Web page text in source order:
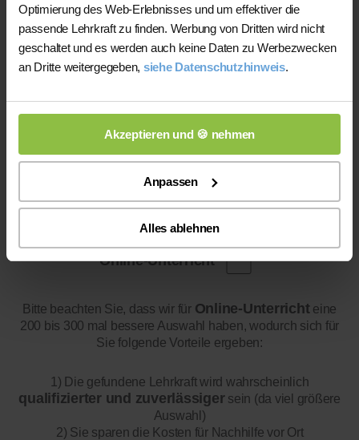
Optimierung des Web-Erlebnisses und um effektiver die
passende Lehrkraft zu finden. Werbung von Dritten wird nicht
geschaltet und es werden auch keine Daten zu Werbezwecken
an Dritte weitergegeben, siehe Datenschutzhinweis.
Akzeptieren und 🍪 nehmen
Anpassen
Alles ablehnen
Jetzt verfügbare Lehrer/innen
für Online-Nachhilfe anzeigen
lassen.
Online-Unterricht
Bitte beachten Sie, dass wir für Online-Unterrichteine
200 bis 300 mal bessere Auswahl haben, wodurch sich für
Sie folgende Vorteile ergeben:
1) Die gefundene Lehrkraft wird wahrscheinlich
qualifizierter und zuverlässigersein (da viel größere
Auswahl)
2) Sie sparen die Kosten für Nachhilfe vor Ort